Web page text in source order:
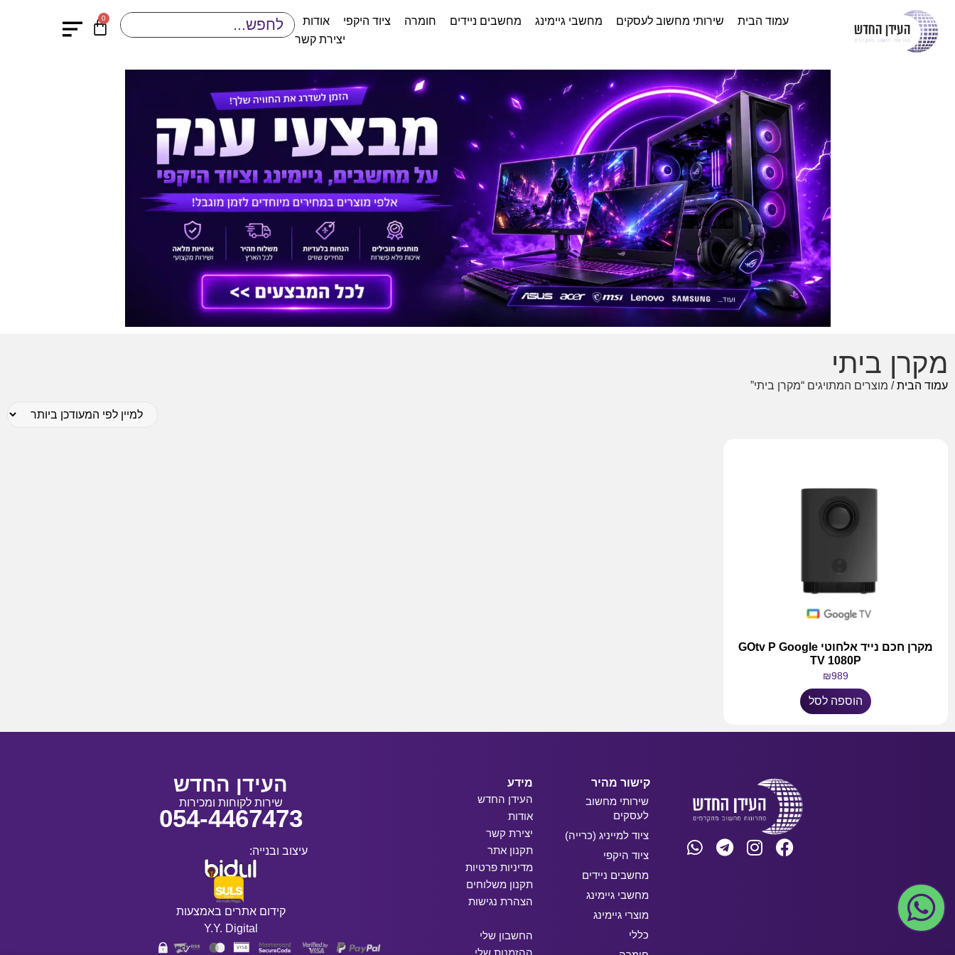
עמוד הבית שירותי מחשוב לעסקים מחשבי גיימינג מחשבים ניידים חומרה ציוד היקפי
אודות
יצירת קשר
0
מקרן ביתי
עמוד הבית/ מוצרים המתויגים “מקרן ביתי”
מקרן חכם נייד אלחוטי GOtv P Google
TV 1080P
₪989
הוספה לסל
קישור מהיר
שירותי מחשוב
לעסקים
ציוד למייניג (כרייה)
ציוד היקפי
מחשבים ניידים
מחשבי גיימינג
מוצרי גיימינג
כללי
מידע
העידן החדש
אודות
יצירת קשר
תקנון אתר
מדיניות פרטיות
תקנון משלוחים
הצהרת נגישות
החשבון שלי
העידן החדש
שירות לקוחות ומכירות
054-4467473
עיצוב ובנייה:
קידום אתרים באמצעות
Y.Y. Digital